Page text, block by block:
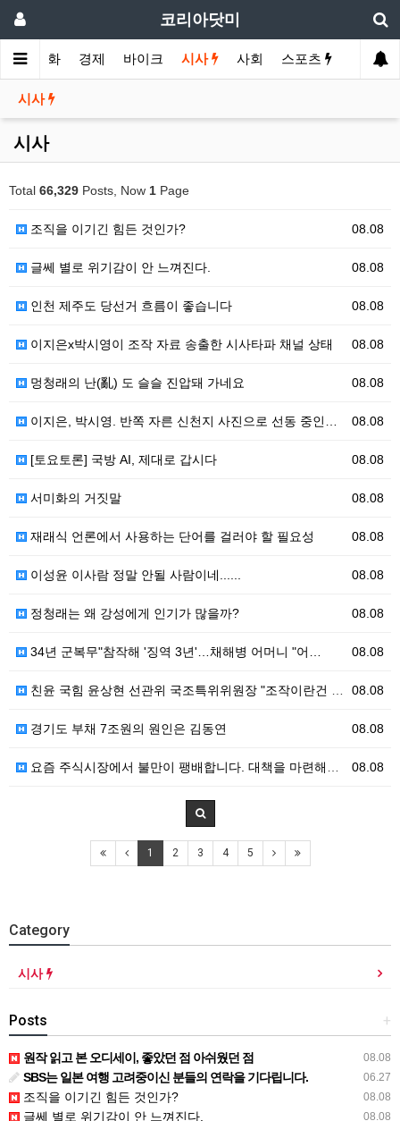
코리아닷미
인 영화 경제 바이크 시사 사회 스포츠 여행
시사
시사
Total 66,329 Posts, Now 1 Page
08.08
조직을 이기긴 힘든 것인가?
08.08
글쎄 별로 위기감이 안 느껴진다.
08.08
인천 제주도 당선거 흐름이 좋습니다
08.08
이지은x박시영이 조작 자료 송출한 시사타파 채널 상태
08.08
멍청래의 난(亂) 도 슬슬 진압돼 가네요
08.08
이지은, 박시영. 반쪽 자른 신천지 사진으로 선동 중인…
08.08
[토요토론] 국방 AI, 제대로 갑시다
08.08
서미화의 거짓말
08.08
재래식 언론에서 사용하는 단어를 걸러야 할 필요성
08.08
이성윤 이사람 정말 안될 사람이네......
08.08
정청래는 왜 강성에게 인기가 많을까?
08.08
34년 군복무"참작해 '징역 3년'…채해병 어머니 "어…
08.08
친윤 국힘 윤상현 선관위 국조특위위원장 "조작이란건 부…
08.08
경기도 부채 7조원의 원인은 김동연
08.08
요즘 주식시장에서 불만이 팽배합니다. 대책을 마련해야 …
1 2 3 4 5
Category
시사
+
Posts
08.08
원작 읽고 본 오디세이, 좋았던 점 아쉬웠던 점
06.27
SBS는 일본 여행 고려중이신 분들의 연락을 기다립니다.
08.08
조직을 이기긴 힘든 것인가?
08.08
글쎄 별로 위기감이 안 느껴진다.